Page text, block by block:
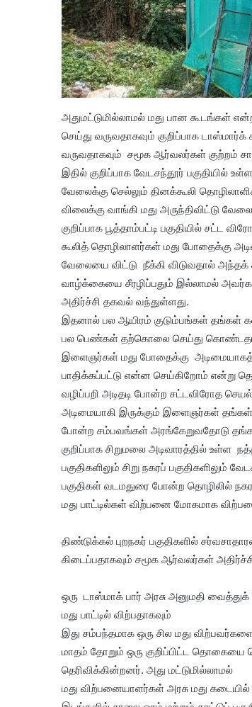
அதுமட்டுமில்லாமல் மது பான கூடங்கள்
செய்து வருவதாகவும் குறிப்பாக
வருவதாகவும் சமூக ஆர்வலர்கள் குற்றம்
இதில் குறிப்பாக வேடசந்தூர் பகுதியில்
வேலைக்கு செல்லும் தினக்கூலி
விலைக்கு வாங்கி மது அருந்திவிட்டு
குறிப்பாக பூத்தாம்பட்டி பகுதியில் சட்ட
கூலித் தொழிலாளர்கள் மது போதைக்கு
வேலையை விட்டு நீக்கி விடுவதால் அந்தக்
வாழ்க்கையை சீரழிப்பதும் இல்லாமல்
அதிர்ச்சி தகவல் வந்துள்ளது.
இதனால் பல ஆயிரம் குடும்பங்கள் தங்கள்
பல பெண்கள் தற்கொலை செய்து
இளைஞர்கள் மது போதைக்கு
பாதிக்கப்பட்டு என்ன செய்கிறோம் என்று
வழிப்பறி அடிதடி போன்ற சட்டவிரோத
அடிமையாகி இருக்கும் இளைஞர்கள் தங்கள்
போன்ற சம்பவங்கள் அரங்கேறுவதோடு
குறிப்பாக சிறுமலை அடிவாரத்தில் உள்ள
பகுதிகளிலும் சிறு நகரப்
பகுதிகள் வடமதுரை போன்ற தொழிலில்
மது பாட்டில்கள் விற்பனை மோகமாக
திண்டுக்கல் புறநகர் பகுதிகளில்
கிடைப்பதாகவும் சமூக ஆர்வலர்கள்
ஒரு டாஸ்மாக் பார் அரசு அனுமதி
மது பாட்டில் விற்பதாகவும்
இது சம்பந்தமாக ஒரு சில மது
மாதம் தோறும் ஒரு குறிப்பிட்ட தொகையை
தெரிவிக்கின்றனர். அது மட்டுமில்லாமல்
மது விற்பனையாளர்கள் அரசு மது